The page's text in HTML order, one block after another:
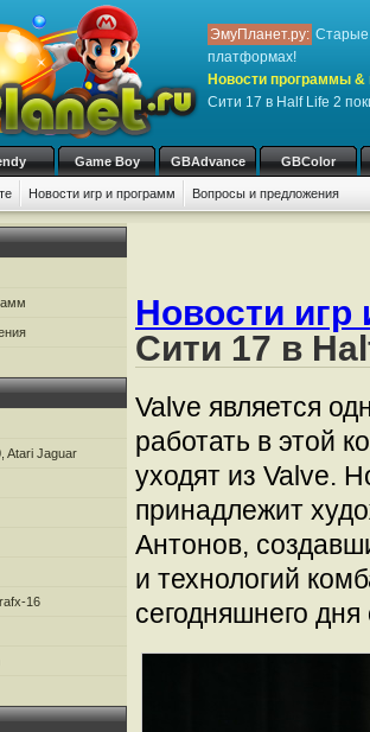
ЭмуПланет.ру: Старые
платформах!
Новости программы &
Сити 17 в Half Life 2
Game Boy GBAdvance GBColor
Новости игр и программ Вопросы и предложения
Atari Jaguar
16
Новости игр
Сити 17 в
Valve является
работать в этой
уходят из Valve.
принадлежит
Антонов,
и технологий
сегодняшнего